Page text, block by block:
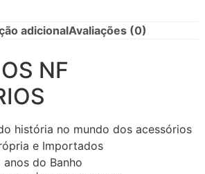
adicionalAvaliações (0)
NF
história no mundo dos acessórios
e Importados
do Banho